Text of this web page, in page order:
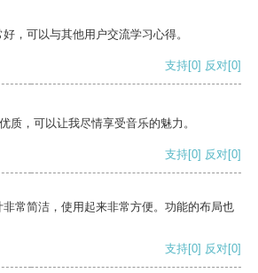
，可以与其他用户交流学习心得。
支持[0] 反对[0]
质，可以让我尽情享受音乐的魅力。
支持[0] 反对[0]
常简洁，使用起来非常方便。功能的布局也
支持[0] 反对[0]